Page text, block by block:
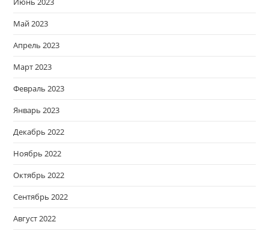
Май 2023
Апрель 2023
Март 2023
Февраль 2023
Январь 2023
Декабрь 2022
Ноябрь 2022
Октябрь 2022
Сентябрь 2022
Август 2022